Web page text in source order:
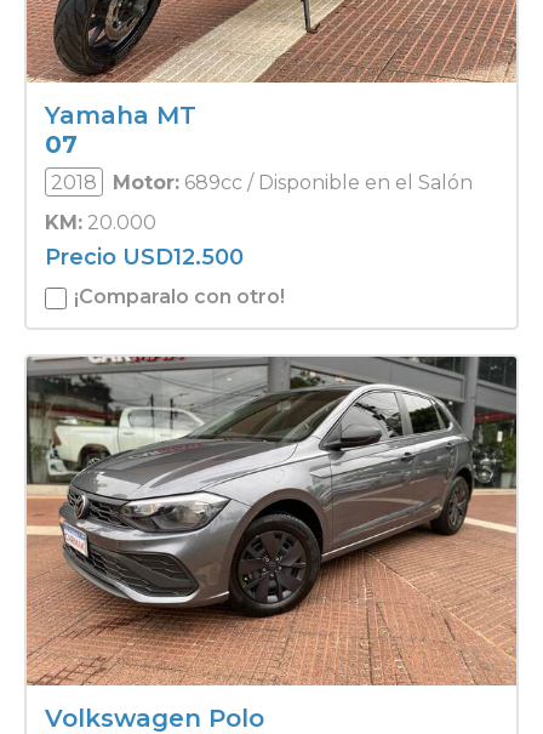
Yamaha MT
07
2018 Motor: 689cc / Disponible en el Salón
KM: 20.000
Precio USD12.500
¡Comparalo con otro!
Volkswagen Polo